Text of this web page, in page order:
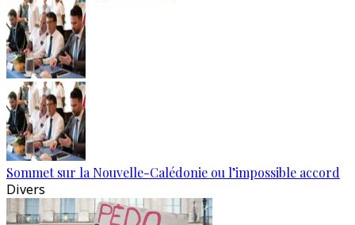
Sommet sur la Nouvelle-Calédonie ou l’impossible accord
Divers